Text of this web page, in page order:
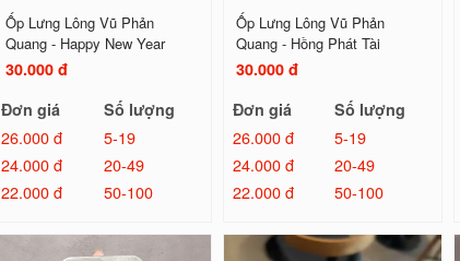
Ốp Lưng Lông Vũ Phản
Quang - Happy New Year
30.000 đ
Đơn giá
Số lượng
26.000 đ
5-19
24.000 đ
20-49
22.000 đ
50-100
Ốp Lưng Lông Vũ Phản
Quang - Hồng Phát Tài
30.000 đ
Đơn giá
Số lượng
26.000 đ
5-19
24.000 đ
20-49
22.000 đ
50-100